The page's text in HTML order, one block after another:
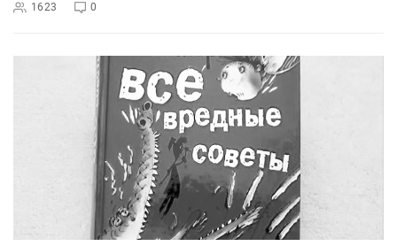
1623 0